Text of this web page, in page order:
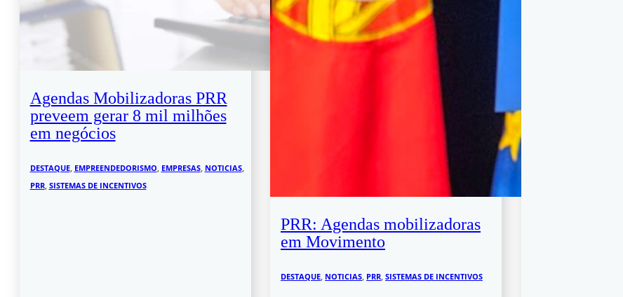
Agendas Mobilizadoras PRR
preveem gerar 8 mil milhões
em negócios
DESTAQUE, EMPREENDEDORISMO, EMPRESAS, NOTICIAS,
PRR, SISTEMAS DE INCENTIVOS
PRR: Agendas mobilizadoras
em Movimento
DESTAQUE, NOTICIAS, PRR, SISTEMAS DE INCENTIVOS